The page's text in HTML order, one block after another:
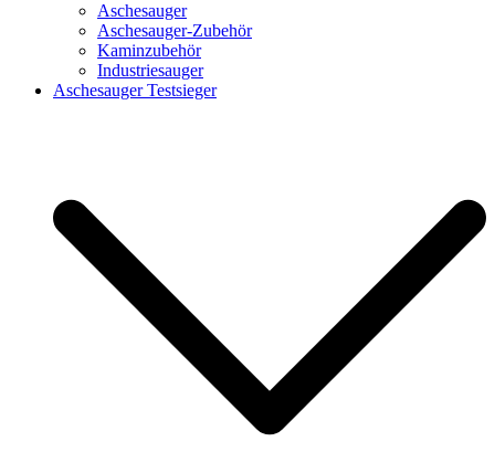
Aschesauger
Aschesauger-Zubehör
Kaminzubehör
Industriesauger
Aschesauger Testsieger